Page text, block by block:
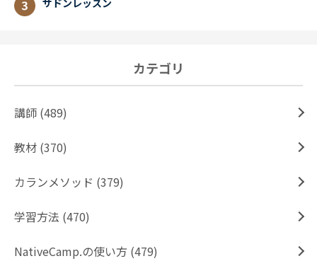
カテゴリ
講師 (489)
教材 (370)
カランメソッド (379)
学習方法 (470)
NativeCamp.の使い方 (479)